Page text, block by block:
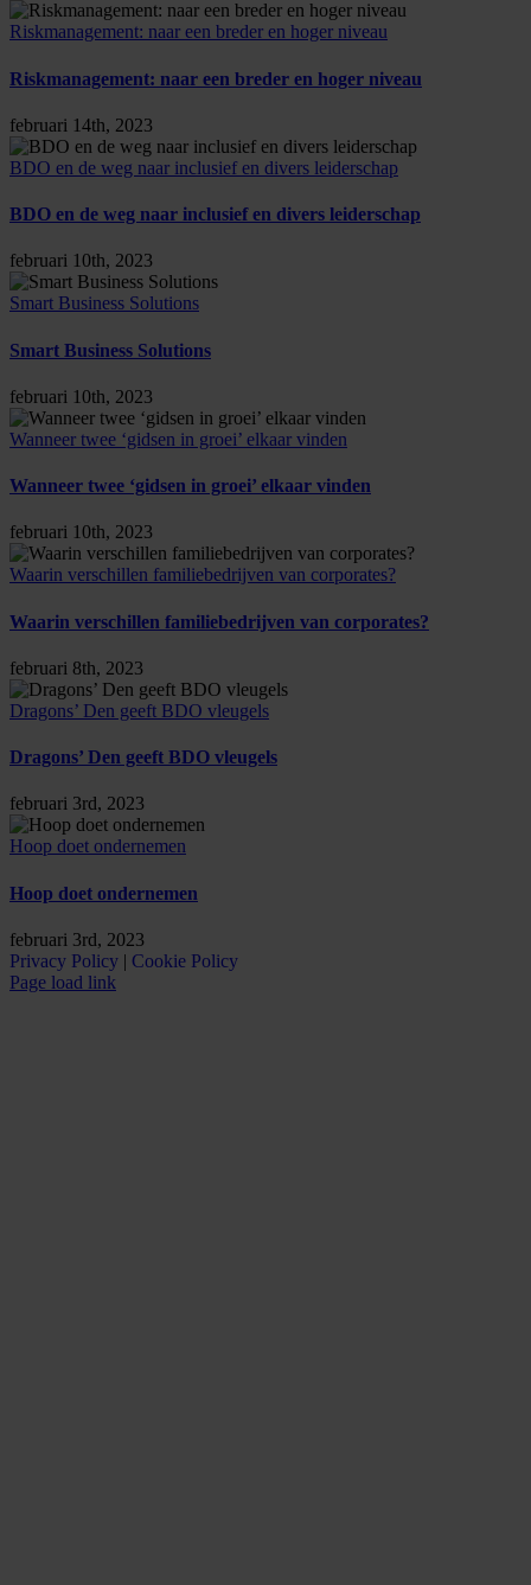
Riskmanagement: naar een breder en hoger niveau
Riskmanagement: naar een breder en hoger niveau
februari 14th, 2023
BDO en de weg naar inclusief en divers leiderschap
BDO en de weg naar inclusief en divers leiderschap
februari 10th, 2023
Smart Business Solutions
Smart Business Solutions
februari 10th, 2023
Wanneer twee ‘gidsen in groei’ elkaar vinden
Wanneer twee ‘gidsen in groei’ elkaar vinden
februari 10th, 2023
Waarin verschillen familiebedrijven van corporates?
Waarin verschillen familiebedrijven van corporates?
februari 8th, 2023
Dragons’ Den geeft BDO vleugels
Dragons’ Den geeft BDO vleugels
februari 3rd, 2023
Hoop doet ondernemen
Hoop doet ondernemen
februari 3rd, 2023
Privacy Policy | Cookie Policy
Page load link